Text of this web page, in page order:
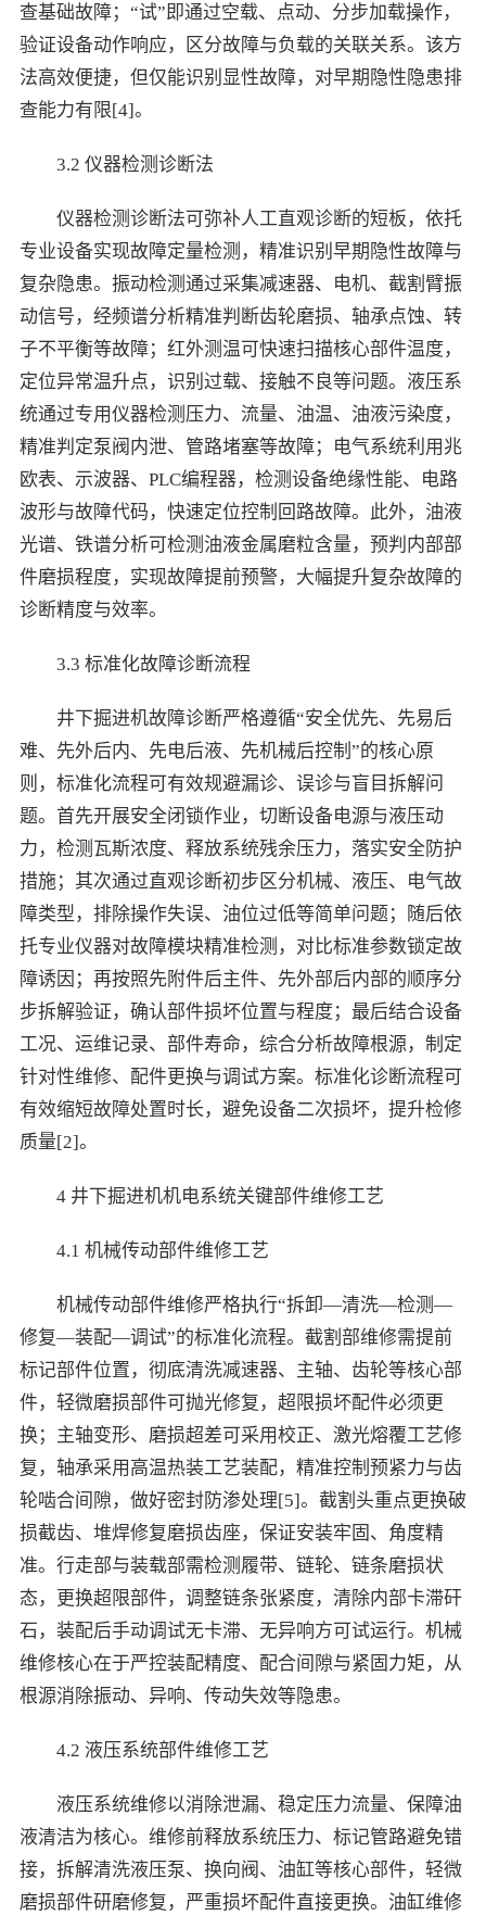
查基础故障；“试”即通过空载、点动、分步加载操作，
验证设备动作响应，区分故障与负载的关联关系。该方
法高效便捷，但仅能识别显性故障，对早期隐性隐患排
查能力有限[4]。
3.2 仪器检测诊断法
仪器检测诊断法可弥补人工直观诊断的短板，依托
专业设备实现故障定量检测，精准识别早期隐性故障与
复杂隐患。振动检测通过采集减速器、电机、截割臂振
动信号，经频谱分析精准判断齿轮磨损、轴承点蚀、转
子不平衡等故障；红外测温可快速扫描核心部件温度，
定位异常温升点，识别过载、接触不良等问题。液压系
统通过专用仪器检测压力、流量、油温、油液污染度，
精准判定泵阀内泄、管路堵塞等故障；电气系统利用兆
欧表、示波器、PLC编程器，检测设备绝缘性能、电路
波形与故障代码，快速定位控制回路故障。此外，油液
光谱、铁谱分析可检测油液金属磨粒含量，预判内部部
件磨损程度，实现故障提前预警，大幅提升复杂故障的
诊断精度与效率。
3.3 标准化故障诊断流程
井下掘进机故障诊断严格遵循“安全优先、先易后
难、先外后内、先电后液、先机械后控制”的核心原
则，标准化流程可有效规避漏诊、误诊与盲目拆解问
题。首先开展安全闭锁作业，切断设备电源与液压动
力，检测瓦斯浓度、释放系统残余压力，落实安全防护
措施；其次通过直观诊断初步区分机械、液压、电气故
障类型，排除操作失误、油位过低等简单问题；随后依
托专业仪器对故障模块精准检测，对比标准参数锁定故
障诱因；再按照先附件后主件、先外部后内部的顺序分
步拆解验证，确认部件损坏位置与程度；最后结合设备
工况、运维记录、部件寿命，综合分析故障根源，制定
针对性维修、配件更换与调试方案。标准化诊断流程可
有效缩短故障处置时长，避免设备二次损坏，提升检修
质量[2]。
4 井下掘进机机电系统关键部件维修工艺
4.1 机械传动部件维修工艺
机械传动部件维修严格执行“拆卸—清洗—检测—
修复—装配—调试”的标准化流程。截割部维修需提前
标记部件位置，彻底清洗减速器、主轴、齿轮等核心部
件，轻微磨损部件可抛光修复，超限损坏配件必须更
换；主轴变形、磨损超差可采用校正、激光熔覆工艺修
复，轴承采用高温热装工艺装配，精准控制预紧力与齿
轮啮合间隙，做好密封防渗处理[5]。截割头重点更换破
损截齿、堆焊修复磨损齿座，保证安装牢固、角度精
准。行走部与装载部需检测履带、链轮、链条磨损状
态，更换超限部件，调整链条张紧度，清除内部卡滞矸
石，装配后手动调试无卡滞、无异响方可试运行。机械
维修核心在于严控装配精度、配合间隙与紧固力矩，从
根源消除振动、异响、传动失效等隐患。
4.2 液压系统部件维修工艺
液压系统维修以消除泄漏、稳定压力流量、保障油
液清洁为核心。维修前释放系统压力、标记管路避免错
接，拆解清洗液压泵、换向阀、油缸等核心部件，轻微
磨损部件研磨修复，严重损坏配件直接更换。油缸维修